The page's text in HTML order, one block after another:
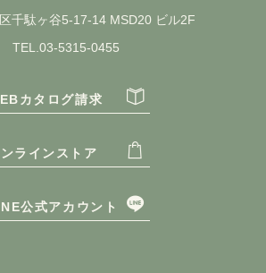
千駄ヶ谷5-17-14 MSD20 ビル2F
TEL.03-5315-0455
カタログ請求
ラインストア
公式アカウント